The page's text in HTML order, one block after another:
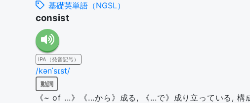
基礎英単語（NGSL）
consist
IPA（発音記号）
/kənˈsɪst/
動詞
《~ of ...》《...から》成る, 《...で》成り立っている,